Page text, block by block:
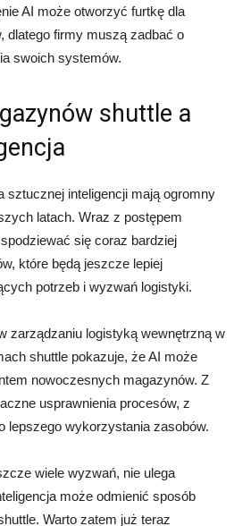
AI może otworzyć furtkę dla
dlatego firmy muszą zadbać o
swoich systemów.
shuttle a
sztucznej inteligencji mają ogromny
latach. Wraz z postępem
się coraz bardziej
które będą jeszcze lepiej
potrzeb i wyzwań logistyki.
zarządzaniu logistyką wewnętrzną w
shuttle pokazuje, że AI może
nowoczesnych magazynów. Z
usprawnienia procesów, z
lepszego wykorzystania zasobów.
wiele wyzwań, nie ulega
może odmienić sposób
Warto zatem już teraz